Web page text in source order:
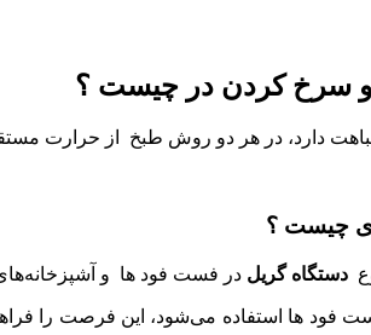
و سرخ کردن در چیست ؟
دارد، در هر دو روش طبخ از حرارت
چیست ؟
دستگاه گریل در فست فود ها و
فود ها استفاده می‌شود، این فرصت را